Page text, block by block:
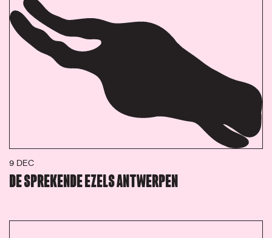
9 DEC
DE SPREKENDE EZELS ANTWERPEN